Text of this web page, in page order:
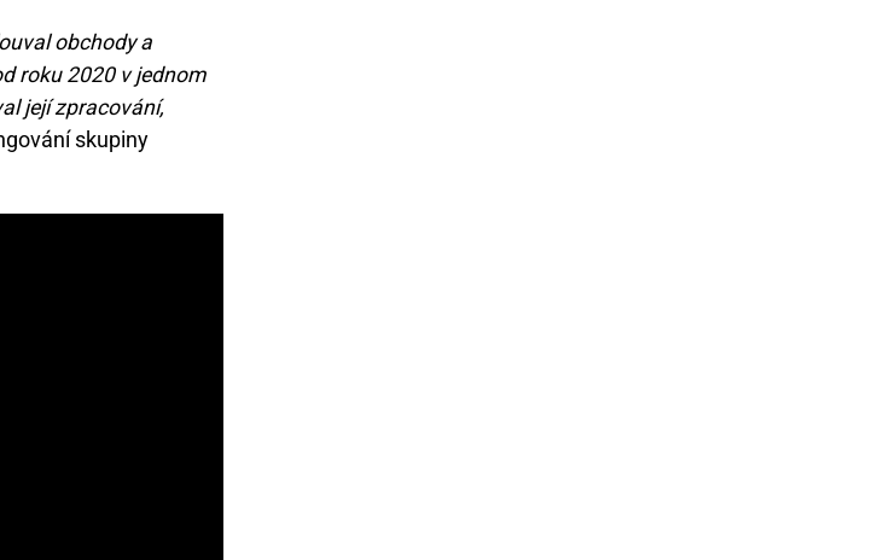
obchody a
roku 2020 v jednom
její zpracování,
skupiny